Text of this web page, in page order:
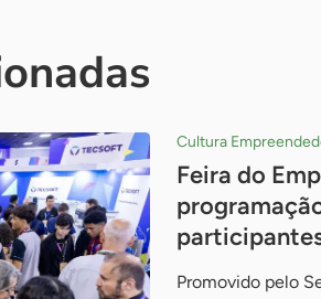
Cultura
Feira do
Promovido pelo